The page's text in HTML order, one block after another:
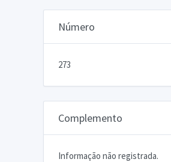
Número
273
Complemento
Informação não registrada.